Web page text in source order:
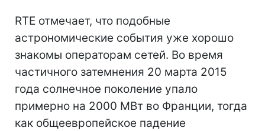
RTE отмечает, что подобные
астрономические события уже хорошо
знакомы операторам сетей. Во время
частичного затемнения 20 марта 2015
года солнечное поколение упало
примерно на 2000 МВт во Франции, тогда
как общеевропейское падение